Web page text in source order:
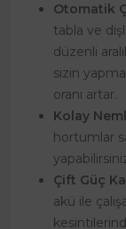
Otomatik
tabla ve
düzenli
sizin
oranı artar.
Kolay
hortumlar
Çift Güç
akü ile